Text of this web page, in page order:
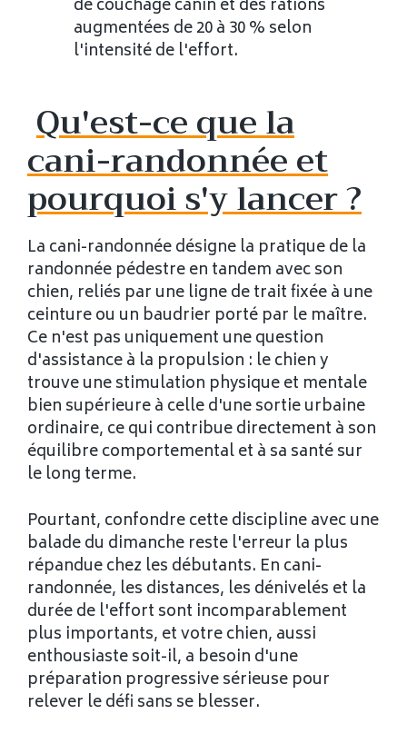
de couchage canin et des rations
augmentées de 20 à 30 % selon
l'intensité de l'effort.
Qu'est-ce que la
cani-randonnée et
pourquoi s'y lancer ?
La cani-randonnée désigne la pratique de la
randonnée pédestre en tandem avec son
chien, reliés par une ligne de trait fixée à une
ceinture ou un baudrier porté par le maître.
Ce n'est pas uniquement une question
d'assistance à la propulsion : le chien y
trouve une stimulation physique et mentale
bien supérieure à celle d'une sortie urbaine
ordinaire, ce qui contribue directement à son
équilibre comportemental et à sa santé sur
le long terme.
Pourtant, confondre cette discipline avec une
balade du dimanche reste l'erreur la plus
répandue chez les débutants. En cani-
randonnée, les distances, les dénivelés et la
durée de l'effort sont incomparablement
plus importants, et votre chien, aussi
enthousiaste soit-il, a besoin d'une
préparation progressive sérieuse pour
relever le défi sans se blesser.